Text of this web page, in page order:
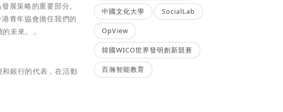
展策略的重要部分。
青年協會擔任我們的
未來。」
銀行的代表，在活動
中國文化大學 SocialLab
OpView
韓國WICO世界發明創新競賽
百瀚智能教育